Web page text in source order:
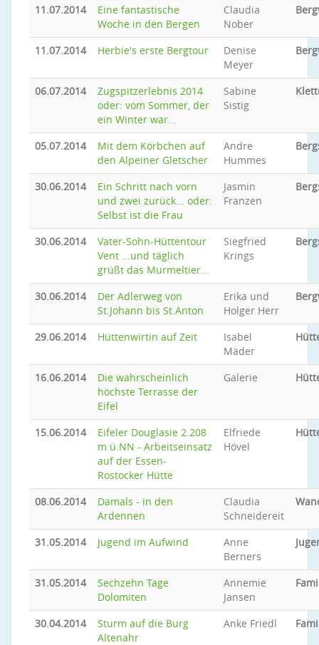
11.07.2014
Eine fantastische
Woche in den Bergen
Claudia
Nober
11.07.2014 Herbie's erste Bergtour
Denise
Meyer
06.07.2014
Zugspitzerlebnis 2014
oder: vom Sommer, der
ein Winter war...
Sabine
Sistig
05.07.2014
Mit dem Körbchen auf
den Alpeiner Gletscher
Andre
Hummes
30.06.2014
Ein Schritt nach vorn
und zwei zurück... oder:
Selbst ist die Frau
Jasmin
Franzen
30.06.2014
Vater-Sohn-Hüttentour
Vent ...und täglich
grüßt das Murmeltier...
Siegfried
Krings
30.06.2014
Der Adlerweg von
St.Johann bis St.Anton
Erika und
Holger Herr
29.06.2014 Hüttenwirtin auf Zeit
Isabel
Mäder
16.06.2014
Die wahrscheinlich
höchste Terrasse der
Eifel
Galerie
15.06.2014
Eifeler Douglasie 2.208
m ü.NN - Arbeitseinsatz
auf der Essen-
Rostocker Hütte
Elfriede
Hövel
08.06.2014
Damals - in den
Ardennen
Claudia
Schneidereit
31.05.2014 Jugend im Aufwind
Anne
Berners
31.05.2014
Sechzehn Tage
Dolomiten
Annemie
Jansen
30.04.2014
Sturm auf die Burg
Altenahr
Anke Friedl